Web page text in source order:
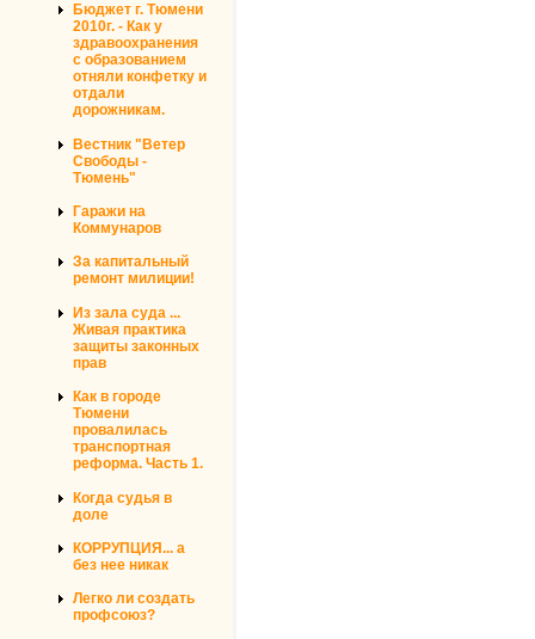
Бюджет г. Тюмени
2010г. - Как у
здравоохранения
с образованием
отняли конфетку и
отдали
дорожникам.
Вестник "Ветер
Свободы -
Тюмень"
Гаражи на
Коммунаров
За капитальный
ремонт милиции!
Из зала суда ...
Живая практика
защиты законных
прав
Как в городе
Тюмени
провалилась
транспортная
реформа. Часть 1.
Когда судья в
доле
КОРРУПЦИЯ... а
без нее никак
Легко ли создать
профсоюз?